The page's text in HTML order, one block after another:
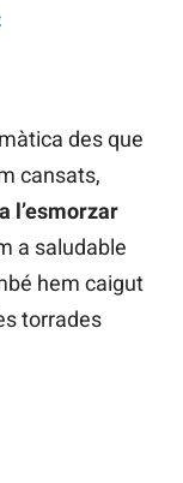
des que
cansats,
l’esmorzar
a saludable
hem caigut
torrades